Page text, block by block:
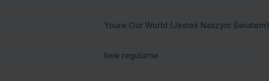
Youre Our World (Jesteś Naszym Światem)
linie regularne